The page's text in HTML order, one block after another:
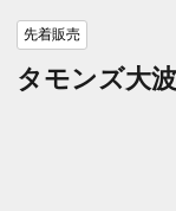
先着販売
タモンズ大